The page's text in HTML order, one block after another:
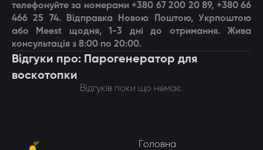
телефонуйте за номерами +380 67 200 20 89, +380 66
466 25 74. Відправка Новою Поштою, Укрпоштою
або Meest щодня, 1-3 дні до отримання. Жива
консультація з 8:00 по 20:00.
Відгуки про: Парогенератор для
воскотопки
Відгуків поки що немає.
Головна